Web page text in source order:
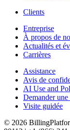
Clients
Entreprise
À propos de
Actualités et
Carrières
Assistance
Avis de
AI Use and
Demander
Visite guidée
© 2026